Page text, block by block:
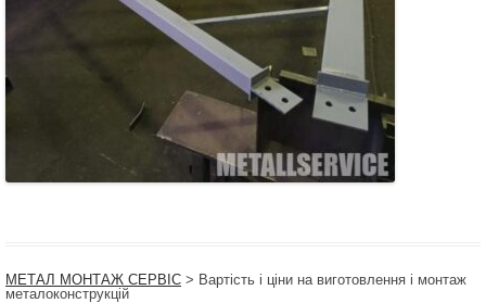
МЕТАЛ МОНТАЖ СЕРВІС > Вартість і ціни на виготовлення і монтаж
металоконструкцій